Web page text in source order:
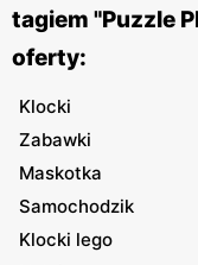
tagiem "Puzzle
oferty:
Klocki
Zabawki
Maskotka
Samochodzik
Klocki lego